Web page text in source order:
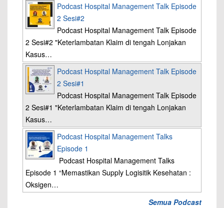
Podcast Hospital Management Talk Episode
2 Sesi#2
Podcast Hospital Management Talk Episode
2 Sesi#2 "Keterlambatan Klaim di tengah Lonjakan
Kasus…
Podcast Hospital Management Talk Episode
2 Sesi#1
Podcast Hospital Management Talk Episode
2 Sesi#1 "Keterlambatan Klaim di tengah Lonjakan
Kasus…
Podcast Hospital Management Talks
Episode 1
Podcast Hospital Management Talks
Episode 1 “Memastikan Supply Logisitik Kesehatan :
Oksigen…
Semua Podcast